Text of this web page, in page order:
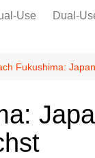
Metall
IG
Use Dual-
Fukushima: